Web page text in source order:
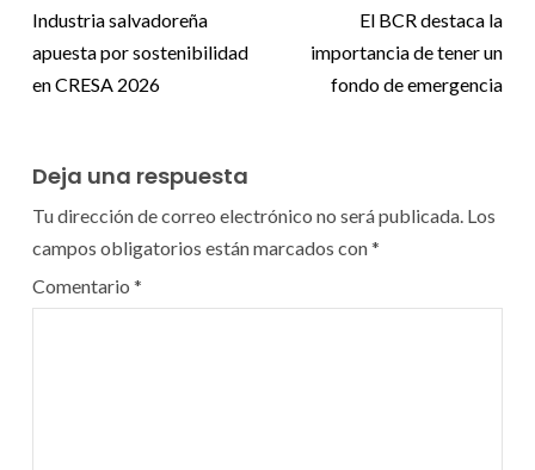
Industria salvadoreña
apuesta por sostenibilidad
en CRESA 2026
El BCR destaca la
importancia de tener un
fondo de emergencia
Deja una respuesta
Tu dirección de correo electrónico no será publicada. Los
campos obligatorios están marcados con*
Comentario *